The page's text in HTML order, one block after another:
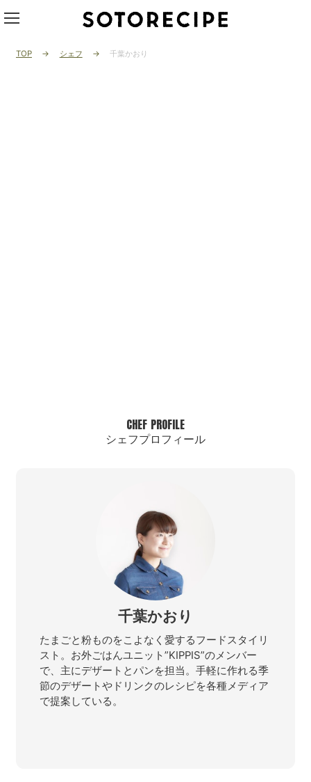
TOP シェフ 千葉かおり
CHEF PROFILE
シェフプロフィール
千葉かおり
たまごと粉ものをこよなく愛するフードスタイリ
スト。お外ごはんユニット”KIPPIS”のメンバー
で、主にデザートとパンを担当。手軽に作れる季
節のデザートやドリンクのレシピを各種メディア
で提案している。